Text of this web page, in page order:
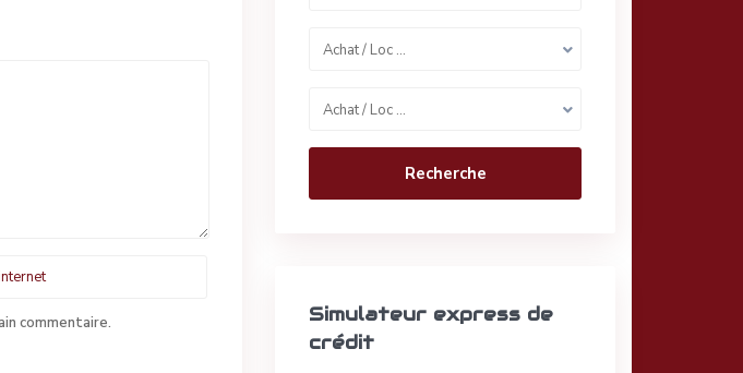
commentaire.
Achat / Loc …
Achat / Loc …
Recherche
Simulateur express de
crédit